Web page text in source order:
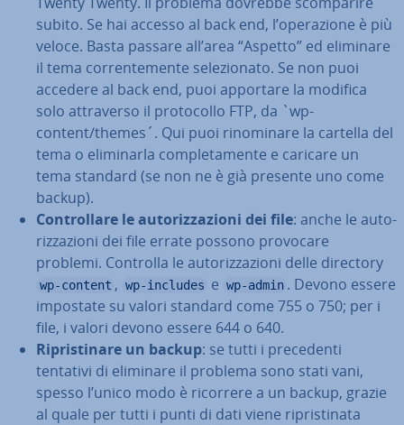
subito. Se hai accesso al back end, l’ope­ra­zio­ne è più
veloce. Basta passare all’area “Aspetto” ed eliminare
il tema cor­ren­te­men­te se­le­zio­na­to. Se non puoi
accedere al back end, puoi apportare la modifica
solo at­tra­ver­so il pro­to­col­lo FTP, da `wp-
content/themes´. Qui puoi ri­no­mi­na­re la cartella del
tema o eli­mi­nar­la com­ple­ta­men­te e caricare un
tema standard (se non ne è già presente uno come
backup).
Con­trol­la­re le au­to­riz­za­zio­ni dei file: anche le au­to­
riz­za­zio­ni dei file errate possono provocare
problemi. Controlla le au­to­riz­za­zio­ni delle directory
wp-content , wp-includes e wp-admin . Devono essere
impostate su valori standard come 755 o 750; per i
file, i valori devono essere 644 o 640.
Ri­pri­sti­na­re un backup: se tutti i pre­ce­den­ti
tentativi di eliminare il problema sono stati vani,
spesso l’unico modo è ricorrere a un backup, grazie
al quale per tutti i punti di dati viene ri­pri­sti­na­ta